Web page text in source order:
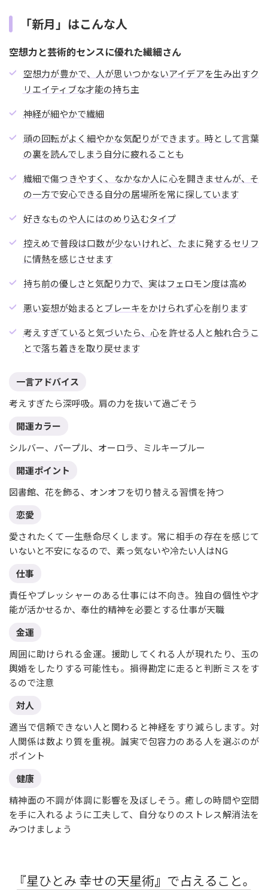
「新月」はこんな人
空想力と芸術的センスに優れた繊細さん
空想力が豊かで、人が思いつかないアイデアを生み出すク
リエイティブな才能の持ち主
神経が細やかで繊細
頭の回転がよく細やかな気配りができます。時として言葉
の裏を読んでしまう自分に疲れることも
繊細で傷つきやすく、なかなか人に心を開きませんが、そ
の一方で安心できる自分の居場所を常に探しています
好きなものや人にはのめり込むタイプ
控えめで普段は口数が少ないけれど、たまに発するセリフ
に情熱を感じさせます
持ち前の優しさと気配り力で、実はフェロモン度は高め
悪い妄想が始まるとブレーキをかけられず心を削ります
考えすぎていると気づいたら、心を許せる人と触れ合うこ
とで落ち着きを取り戻せます
一言アドバイス
考えすぎたら深呼吸。肩の力を抜いて過ごそう
開運カラー
シルバー、パープル、オーロラ、ミルキーブルー
開運ポイント
図書館、花を飾る、オンオフを切り替える習慣を持つ
恋愛
愛されたくて一生懸命尽くします。常に相手の存在を感じて
いないと不安になるので、素っ気ないや冷たい人はNG
仕事
責任やプレッシャーのある仕事には不向き。独自の個性や才
能が活かせるか、奉仕的精神を必要とする仕事が天職
金運
周囲に助けられる金運。援助してくれる人が現れたり、玉の
輿婚をしたりする可能性も。損得勘定に走ると判断ミスをす
るので注意
対人
適当で信頼できない人と関わると神経をすり減らします。対
人関係は数より質を重視。誠実で包容力のある人を選ぶのが
ポイント
健康
精神面の不調が体調に影響を及ぼしそう。癒しの時間や空間
を手に入れるように工夫して、自分なりのストレス解消法を
みつけましょう